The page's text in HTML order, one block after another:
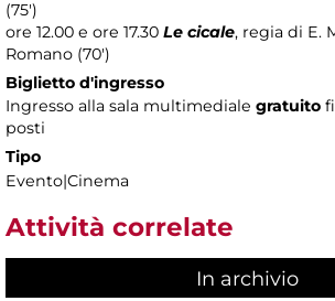
(75')
ore 12.00 e ore 17.30 Le cicale, regia di E.
Romano (70')
Biglietto d'ingresso
Ingresso alla sala multimediale gratuito
posti
Tipo
Evento|Cinema
Attività correlate
In archivio